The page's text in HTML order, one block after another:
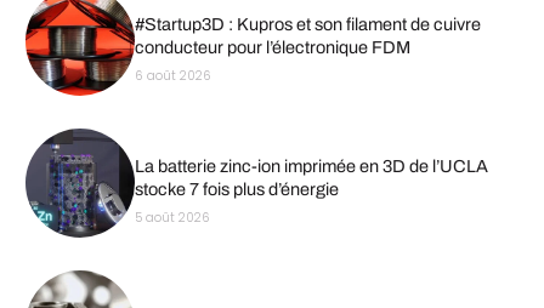
#Startup3D : Kupros et son filament de cuivre
conducteur pour l’électronique FDM
6 août 2026
La batterie zinc-ion imprimée en 3D de l’UCLA
stocke 7 fois plus d’énergie
5 août 2026